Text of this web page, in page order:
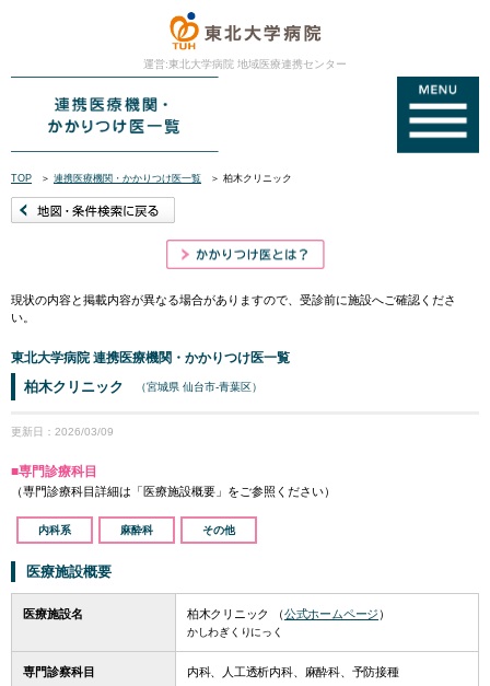
運営:東北大学病院 地域医療連携センター
TOP ＞ 連携医療機関・かかりつけ医一覧 ＞ 柏木クリニック
現状の内容と掲載内容が異なる場合がありますので、受診前に施設へご確認くださ
い。
東北大学病院 連携医療機関・かかりつけ医一覧
柏木クリニック （宮城県 仙台市-青葉区）
更新日：2026/03/09
■専門診療科目
（専門診療科目詳細は「医療施設概要」をご参照ください）
内科系 麻酔科 その他
医療施設概要
医療施設名 柏木クリニック （公式ホームページ）
かしわぎくりにっく
専門診察科目 内科、人工透析内科、麻酔科、予防接種